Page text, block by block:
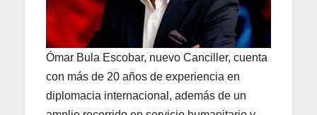
Ómar Bula Escobar, nuevo Canciller, cuenta
con más de 20 años de experiencia en
diplomacia internacional, además de un